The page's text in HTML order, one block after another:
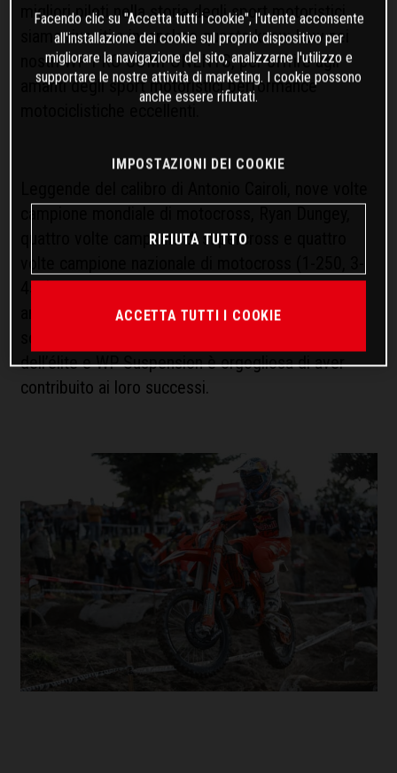
migliori piloti nella storia degli sport motoristici,
siamo riusciti a incanalare questo know-how nei
nostri WP PRO COMPONENTS, per offrire agli
amanti degli sport motoristici performance
quattro volte campione di supercross e quattro
anni è già 2 volte campione del mondo di MX2,
dell’élite e WP Suspension è orgogliosa di aver
contribuito ai loro successi.
Facendo clic su "Accetta tutti i cookie", l'utente acconsente
all'installazione dei cookie sul proprio dispositivo per
migliorare la navigazione del sito, analizzarne l'utilizzo e
supportare le nostre attività di marketing. I cookie possono
anche essere rifiutati.
IMPOSTAZIONI DEI COOKIE
RIFIUTA TUTTO
ACCETTA TUTTI I COOKIE